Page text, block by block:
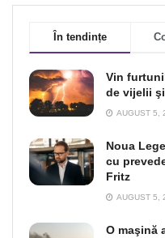
În tendințe
Vin
de vijelii
AUGUST 5,
Noua
cu
Fritz
AUGUST 5,
O maşină